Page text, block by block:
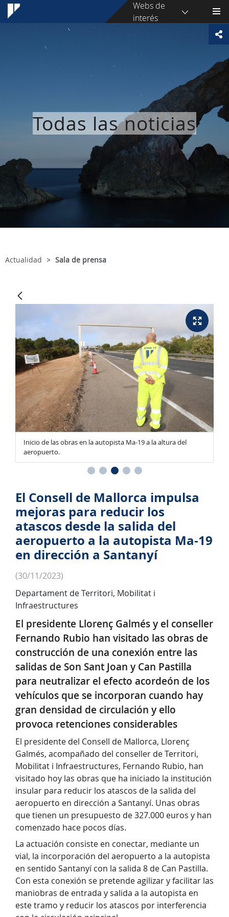
Webs de
interés
Todas las noticias
Actualidad Sala de prensa
Inicio de las obras en la autopista Ma-19 a la altura del
aeropuerto.
El Consell de Mallorca impulsa
mejoras para reducir los
atascos desde la salida del
aeropuerto a la autopista Ma-19
en dirección a Santanyí
(30/11/2023)
Departament de Territori, Mobilitat i
Infraestructures
El presidente Llorenç Galmés y el conseller
Fernando Rubio han visitado las obras de
construcción de una conexión entre las
salidas de Son Sant Joan y Can Pastilla
para neutralizar el efecto acordeón de los
vehículos que se incorporan cuando hay
gran densidad de circulación y ello
provoca retenciones considerables
El presidente del Consell de Mallorca, Llorenç
Galmés, acompañado del conseller de Territori,
Mobilitat i Infraestructures, Fernando Rubio, han
visitado hoy las obras que ha iniciado la institución
insular para reducir los atascos de la salida del
aeropuerto en dirección a Santanyí. Unas obras
que tienen un presupuesto de 327.000 euros y han
comenzado hace pocos días.
La actuación consiste en conectar, mediante un
vial, la incorporación del aeropuerto a la autopista
en sentido Santanyí con la salida 8 de Can Pastilla.
Con esta conexión se pretende agilizar y facilitar las
maniobras de entrada y salida a la autopista en
este tramo y reducir los atascos por interferencia